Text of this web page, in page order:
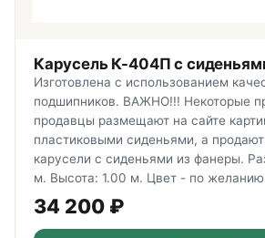
Карусель К-404П с
Изготовлена с использованием
подшипников. ВАЖНО!!! Некоторые
продавцы размещают на сайте
пластиковыми сиденьями, а
карусели с сиденьями из фанеры.
м. Высота: 1.00 м. Цвет - по желанию
34 200 ₽